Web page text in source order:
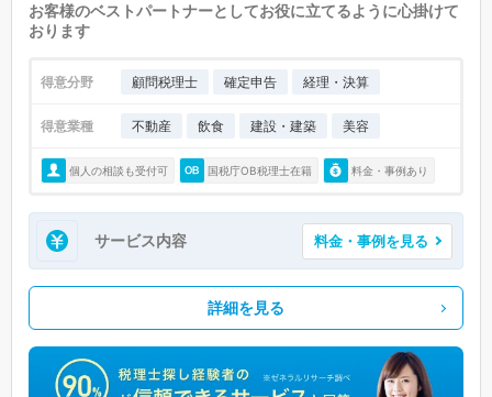
お客様のベストパートナーとしてお役に立てるように心掛けて
おります
得意分野 顧問税理士 確定申告 経理・決算
得意業種 不動産 飲食 建設・建築 美容
個人の相談も受付可 国税庁OB税理士在籍 料金・事例あり
サービス内容 料金・事例を見る
詳細を見る